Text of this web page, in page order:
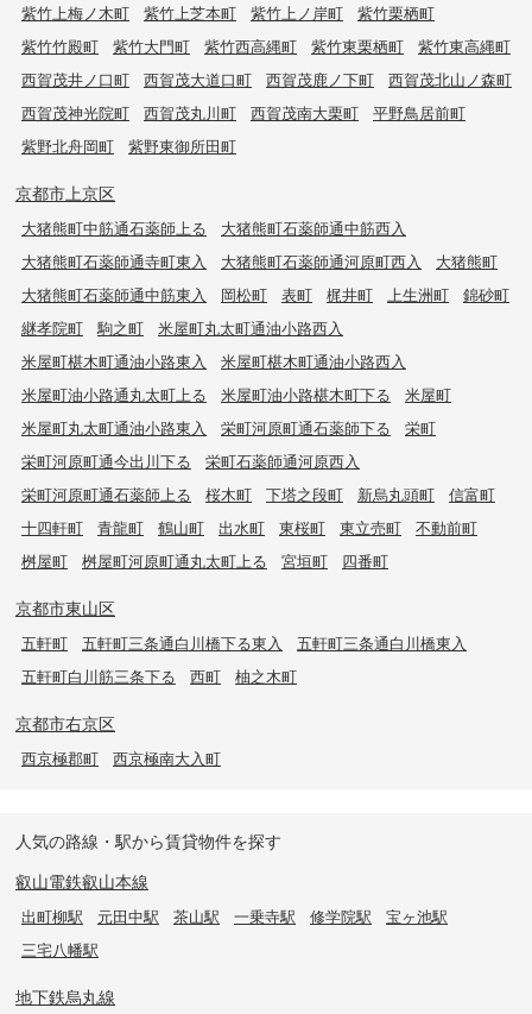
紫竹上梅ノ木町
紫竹上芝本町 紫竹上ノ岸町
紫竹栗栖町
紫竹竹殿町
紫竹大門町 紫竹西高縄町 紫竹東栗栖町
紫竹東高縄町
西賀茂井ノ口町
西賀茂大道口町 西賀茂鹿ノ下町
西賀茂北山ノ森町
西賀茂神光院町
西賀茂丸川町 西賀茂南大栗町
平野鳥居前町
紫野北舟岡町
紫野東御所田町
京都市上京区
大猪熊町中筋通石薬師上る
大猪熊町石薬師通中筋西入
大猪熊町石薬師通寺町東入
大猪熊町石薬師通河原町西入
大猪熊町
大猪熊町石薬師通中筋東入
岡松町 表町 梶井町 上生洲町
錦砂町
継孝院町
駒之町
米屋町丸太町通油小路西入
米屋町椹木町通油小路東入
米屋町椹木町通油小路西入
米屋町油小路通丸太町上る
米屋町油小路椹木町下る
米屋町
米屋町丸太町通油小路東入
栄町河原町通石薬師下る
栄町
栄町河原町通今出川下る
栄町石薬師通河原西入
栄町河原町通石薬師上る
桜木町 下塔之段町 新烏丸頭町
信富町
十四軒町
青龍町 鶴山町 出水町 東桜町 東立売町
不動前町
桝屋町
桝屋町河原町通丸太町上る 宮垣町 四番町
京都市東山区
五軒町 五軒町三条通白川橋下る東入
五軒町三条通白川橋東入
五軒町白川筋三条下る
西町 柚之木町
京都市右京区
西京極郡町 西京極南大入町
人気の路線・駅から賃貸物件を探す
叡山電鉄叡山本線
出町柳駅 元田中駅 茶山駅 一乗寺駅 修学院駅
宝ヶ池駅
三宅八幡駅
地下鉄烏丸線